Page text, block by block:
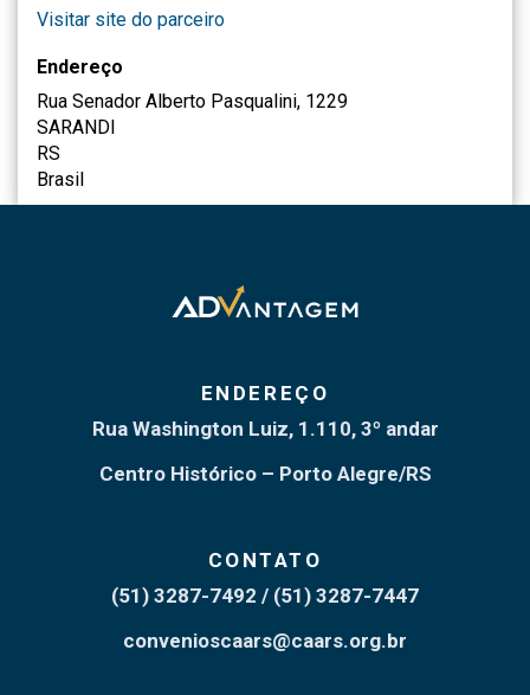
Visitar site do parceiro
Endereço
Rua Senador Alberto Pasqualini, 1229
SARANDI
RS
Brasil
ENDEREÇO
Rua Washington Luiz, 1.110, 3º andar
Centro Histórico – Porto Alegre/RS
CONTATO
(51) 3287-7492
(51) 3287-7447
convenioscaars@caars.org.br